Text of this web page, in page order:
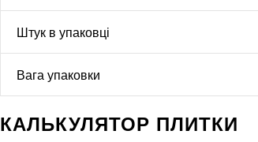
Штук в упаковці
Вага упаковки
КАЛЬКУЛЯТОР ПЛИТКИ